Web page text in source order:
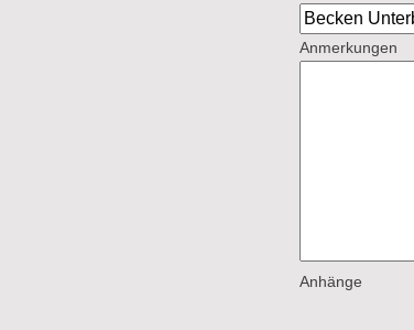
Anmerkungen
Anhänge